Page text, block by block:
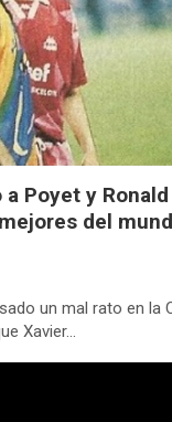
Poyet y Ronald
del
un mal rato en la
Xavier…